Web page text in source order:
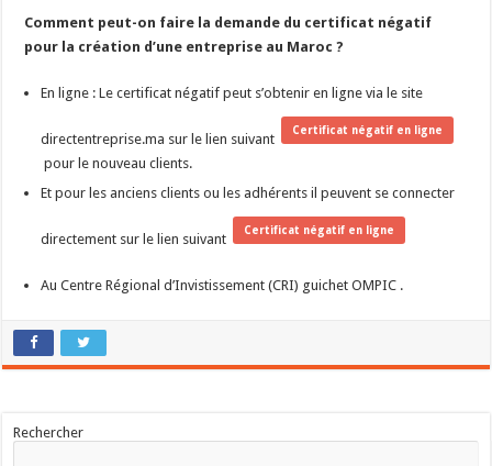
Comment peut-on faire la demande du certificat négatif
pour la création d’une entreprise au Maroc ?
En ligne : Le certificat négatif peut s’obtenir en ligne via le site
directentreprise.ma sur le lien suivant
Certificat négatif en ligne
pour le nouveau clients.
Et pour les anciens clients ou les adhérents il peuvent se connecter
directement sur le lien suivant
Certificat négatif en ligne
Au Centre Régional d’Invistissement (CRI) guichet OMPIC .
Rechercher